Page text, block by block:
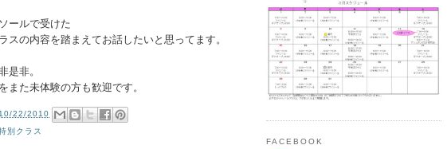
ールで受けた
スの内容を踏まえてお話したいと思ってます。
是非。
また未体験の方も歓迎です。
22/2010
別クラス
FACEBOOK